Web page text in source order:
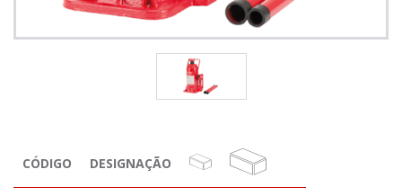
CÓDIGO DESIGNAÇÃO